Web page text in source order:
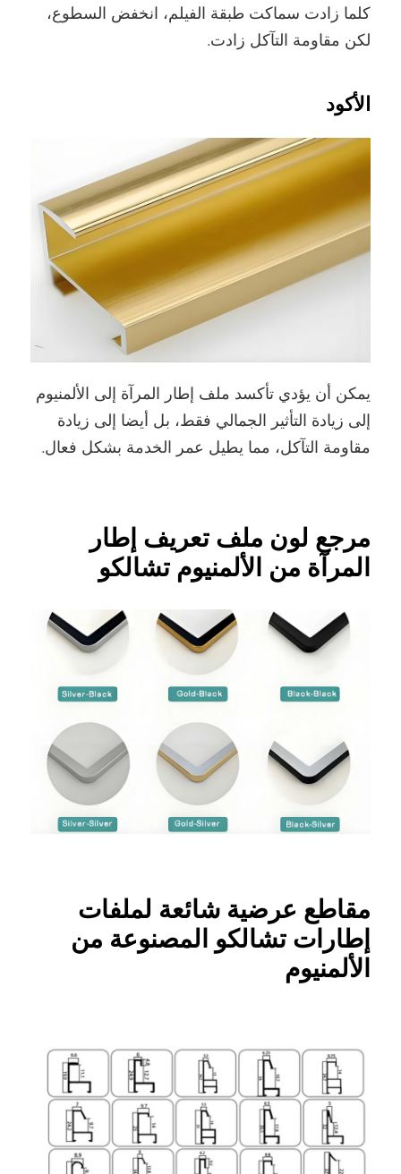
كلما زادت سماكت طبقة الفيلم، انخفض السطوع،
لكن مقاومة التآكل زادت.
الأكود
يمكن أن يؤدي تأكسد ملف إطار المرآة إلى الألمنيوم
إلى زيادة التأثير الجمالي فقط، بل أيضا إلى زيادة
مقاومة التآكل، مما يطيل عمر الخدمة بشكل فعال.
مرجع لون ملف تعريف إطار
المرآة من الألمنيوم تشالكو
مقاطع عرضية شائعة لملفات
إطارات تشالكو المصنوعة من
الألمنيوم